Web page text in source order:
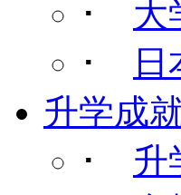
･ 大
･
升学成
･ 升